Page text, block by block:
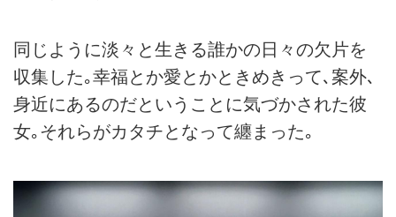
同じように淡々と生きる誰かの日々の欠片を
収集した｡幸福とか愛とかときめきって､案外､
身近にあるのだということに気づかされた彼
女｡それらがカタチとなって纏まった｡